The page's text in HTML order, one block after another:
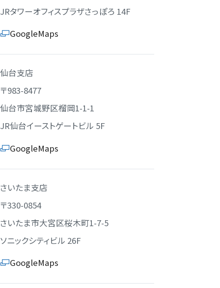
JRタワーオフィスプラザさっぽろ 14F
GoogleMaps
仙台支店
〒983-8477
仙台市宮城野区榴岡1-1-1
JR仙台イーストゲートビル 5F
GoogleMaps
さいたま支店
〒330-0854
さいたま市大宮区桜木町1-7-5
ソニックシティビル 26F
GoogleMaps